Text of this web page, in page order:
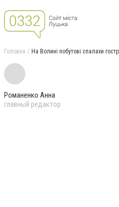
Головна На Волині побутові спалахи
Романенко Анна
главный редактор